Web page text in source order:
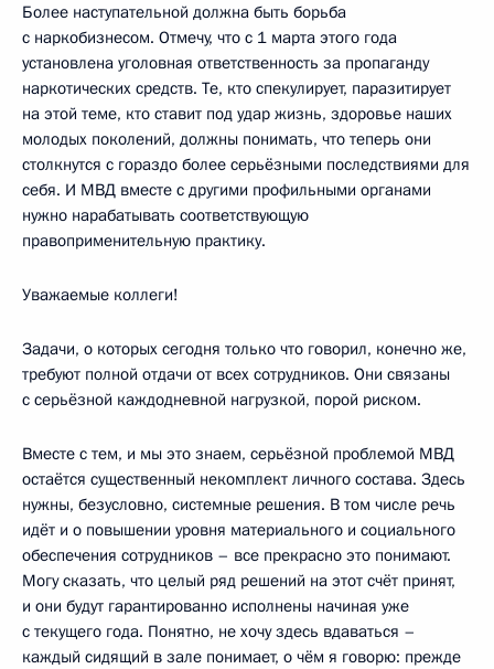
Более наступательной должна быть борьба
с наркобизнесом. Отмечу, что с 1 марта этого года
установлена уголовная ответственность за пропаганду
наркотических средств. Те, кто спекулирует, паразитирует
на этой теме, кто ставит под удар жизнь, здоровье наших
молодых поколений, должны понимать, что теперь они
столкнутся с гораздо более серьёзными последствиями для
себя. И МВД вместе с другими профильными органами
нужно нарабатывать соответствующую
правоприменительную практику.
Уважаемые коллеги!
Задачи, о которых сегодня только что говорил, конечно же,
требуют полной отдачи от всех сотрудников. Они связаны
с серьёзной каждодневной нагрузкой, порой риском.
Вместе с тем, и мы это знаем, серьёзной проблемой МВД
остаётся существенный некомплект личного состава. Здесь
нужны, безусловно, системные решения. В том числе речь
идёт и о повышении уровня материального и социального
обеспечения сотрудников – все прекрасно это понимают.
Могу сказать, что целый ряд решений на этот счёт принят,
и они будут гарантированно исполнены начиная уже
с текущего года. Понятно, не хочу здесь вдаваться –
каждый сидящий в зале понимает, о чём я говорю: прежде